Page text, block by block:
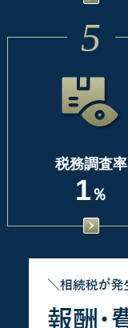
5
税務調査率
1 ％